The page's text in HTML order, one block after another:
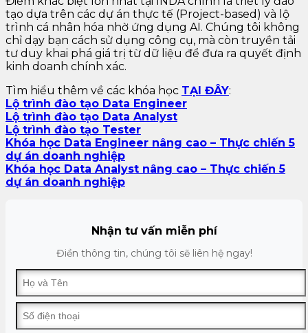
tạo dựa trên các dự án thực tế (Project-based) và lộ
trình cá nhân hóa nhờ ứng dụng AI. Chúng tôi không
chỉ dạy bạn cách sử dụng công cụ, mà còn truyền tải
tư duy khai phá giá trị từ dữ liệu để đưa ra quyết định
kinh doanh chính xác.
Tìm hiểu thêm về các khóa học TẠI ĐÂY:
Lộ trình đào tạo Data Engineer
Lộ trình đào tạo Data Analyst
Lộ trình đào tạo Tester
Khóa học Data Engineer nâng cao – Thực chiến 5
dự án doanh nghiệp
Khóa học Data Analyst nâng cao – Thực chiến 5
dự án doanh nghiệp
Nhận tư vấn miễn phí
Điền thông tin, chúng tôi sẽ liên hệ ngay!